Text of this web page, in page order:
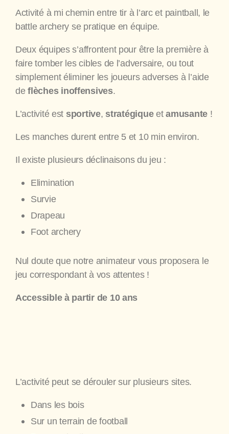
Activité à mi chemin entre tir à l’arc et paintball, le
battle archery se pratique en équipe.
Deux équipes s’affrontent pour être la première à
faire tomber les cibles de l’adversaire, ou tout
simplement éliminer les joueurs adverses à l’aide
deflèches inoffensives.
L’activité est sportive, stratégiqueetamusante !
Les manches durent entre 5 et 10 min environ.
Il existe plusieurs déclinaisons du jeu :
Elimination
Survie
Drapeau
Foot archery
Nul doute que notre animateur vous proposera le
jeu correspondant à vos attentes !
Accessible à partir de 10 ans
L’activité peut se dérouler sur plusieurs sites.
Dans les bois
Sur un terrain de football